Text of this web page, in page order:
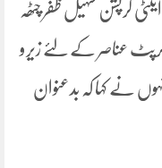
کرپشن سہیل ظفر چٹھہ
عناصر کے لئے زیرو
نے کہا کہ بدعنوان